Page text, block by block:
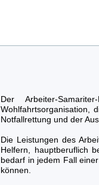
Der Arbeiter-
Wohlfahrtsorganisation,
Notfallrettung und der
Die Leistungen des
Helfern, hauptberuflich
bedarf in jedem Fall
können.